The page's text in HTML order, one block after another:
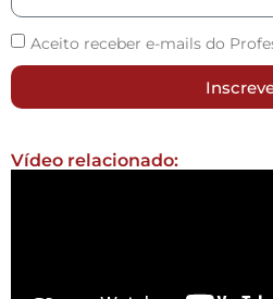
Aceito receber e-mails do
Vídeo relacionado: